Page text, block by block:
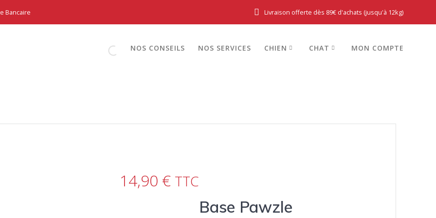
Bancaire Livraison offerte dès 89€ d'achats (jusqu'à 12kg)
NOS CONSEILS NOS SERVICES CHIEN CHAT MON COMPTE
14,90 € TTC
Base Pawzle